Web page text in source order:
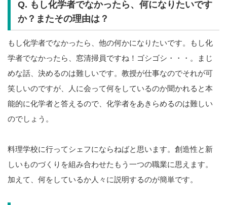
Q. もし化学者でなかったら、何になりたいです
か？またその理由は？
もし化学者でなかったら、他の何かになりたいです。もし化
学者でなかったら、窓清掃員ですね！ゴシゴシ・・・。まじ
めな話、決めるのは難しいです。教授が仕事なのでそれが可
笑しいのですが、人に会って何をしているのか聞かれると本
能的に化学者と答えるので、化学者をあきらめるのは難しい
のでしょう。
料理学校に行ってシェフにならねばと思います。創造性と新
しいものづくりを組み合わせたもう一つの職業に思えます。
加えて、何をしているか人々に説明するのが簡単です。